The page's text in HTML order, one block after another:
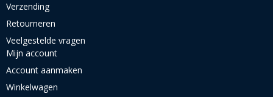
Verzending
Retourneren
Veelgestelde vragen
Mijn account
Account aanmaken
Winkelwagen